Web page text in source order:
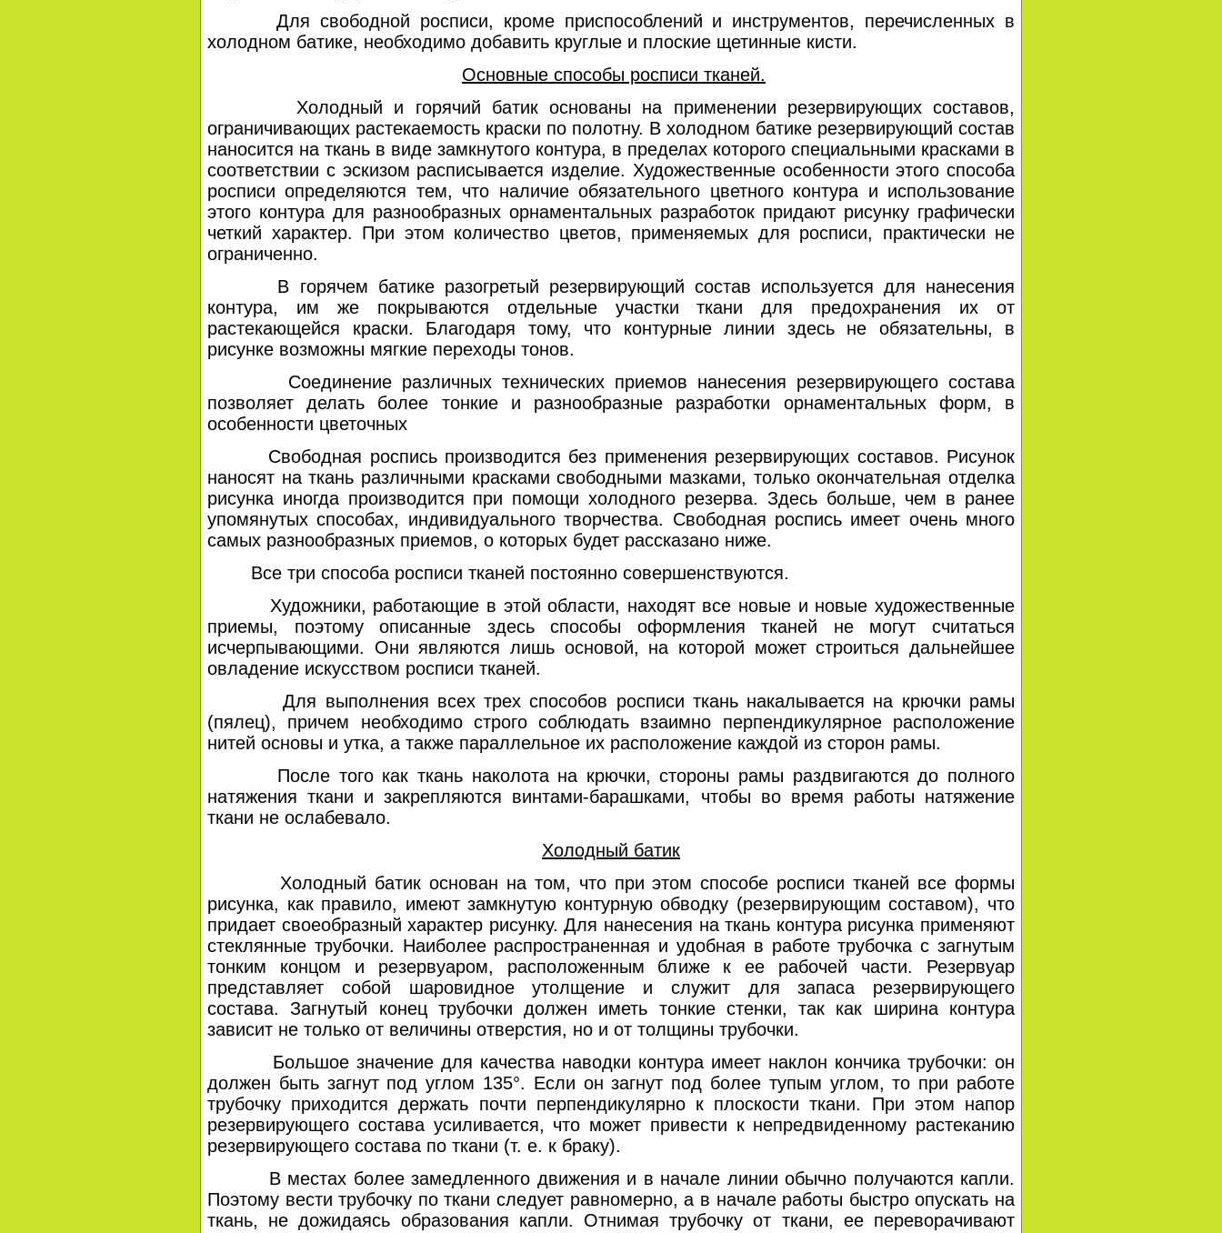
Для свободной росписи, кроме приспособлений и инструментов, перечисленных в
холодном батике, необходимо добавить круглые и плоские щетинные кисти.
Основные способы росписи тканей.
Холодный и горячий батик основаны на применении резервирующих составов,
ограничивающих растекаемость краски по полотну. В холодном батике резервирующий состав
наносится на ткань в виде замкнутого контура, в пределах которого специальными красками в
соответствии с эскизом расписывается изделие. Художественные особенности этого способа
росписи определяются тем, что наличие обязательного цветного контура и использование
этого контура для разнообразных орнаментальных разработок придают рисунку графически
четкий характер. При этом количество цветов, применяемых для росписи, практически не
ограниченно.
В горячем батике разогретый резервирующий состав используется для нанесения
контура, им же покрываются отдельные участки ткани для предохранения их от
растекающейся краски. Благодаря тому, что контурные линии здесь не обязательны, в
рисунке возможны мягкие переходы тонов.
Соединение различных технических приемов нанесения резервирующего состава
позволяет делать более тонкие и разнообразные разработки орнаментальных форм, в
особенности цветочных
Свободная роспись производится без применения резервирующих составов. Рисунок
наносят на ткань различными красками свободными мазками, только окончательная отделка
рисунка иногда производится при помощи холодного резерва. Здесь больше, чем в ранее
упомянутых способах, индивидуального творчества. Свободная роспись имеет очень много
самых разнообразных приемов, о которых будет рассказано ниже.
Все три способа росписи тканей постоянно совершенствуются.
Художники, работающие в этой области, находят все новые и новые художественные
приемы, поэтому описанные здесь способы оформления тканей не могут считаться
исчерпывающими. Они являются лишь основой, на которой может строиться дальнейшее
овладение искусством росписи тканей.
Для выполнения всех трех способов росписи ткань накалывается на крючки рамы
(пялец), причем необходимо строго соблюдать взаимно перпендикулярное расположение
нитей основы и утка, а также параллельное их расположение каждой из сторон рамы.
После того как ткань наколота на крючки, стороны рамы раздвигаются до полного
натяжения ткани и закрепляются винтами-барашками, чтобы во время работы натяжение
ткани не ослабевало.
Холодный батик
Холодный батик основан на том, что при этом способе росписи тканей все формы
рисунка, как правило, имеют замкнутую контурную обводку (резервирующим составом), что
придает своеобразный характер рисунку.Для нанесения на ткань контура рисунка применяют
стеклянные трубочки. Наиболее распространенная и удобная в работе трубочка с загнутым
тонким концом и резервуаром, расположенным ближе к ее рабочей части. Резервуар
представляет собой шаровидное утолщение и служит для запаса резервирующего
состава.Загнутый конец трубочки должен иметь тонкие стенки, так как ширина контура
зависит не только от величины отверстия, но и от толщины трубочки.
Большое значение для качества наводки контура имеет наклон кончика трубочки: он
должен быть загнут под углом 135°. Если он загнут под более тупым углом, то при работе
трубочку приходится держать почти перпендикулярно к плоскости ткани. При этом напор
резервирующего состава усиливается, что может привести к непредвиденному растеканию
резервирующего состава по ткани (т. е. к браку).
В местах более замедленного движения и в начале линии обычно получаются капли.
Поэтому вести трубочку по ткани следует равномерно, а в начале работы быстро опускать на
ткань, не дожидаясь образования капли. Отнимая трубочку от ткани, ее переворачивают